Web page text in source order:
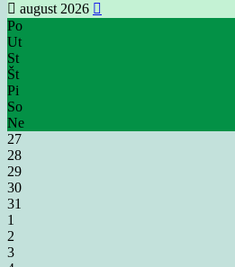
august 2026
Po
Ut
St
Št
Pi
So
Ne
27
28
29
30
31
1
2
3